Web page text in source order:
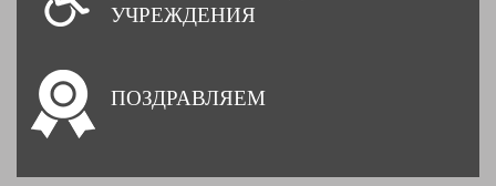
УЧРЕЖДЕНИЯ
ПОЗДРАВЛЯЕМ